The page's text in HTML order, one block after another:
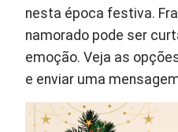
nesta época festiva.
namorado pode ser
emoção. Veja as
e enviar uma